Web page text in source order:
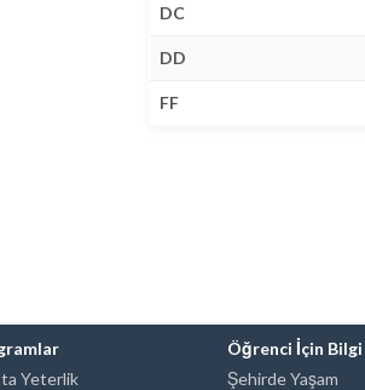
DC
DD
FF
Yeterlik
Öğrenci İçin Bilgi
Şehirde Yaşam